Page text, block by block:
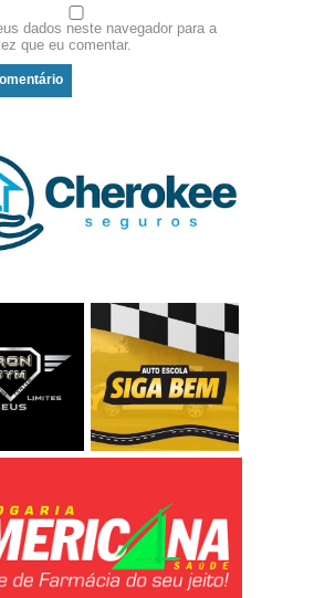
dados neste navegador para a
que eu comentar.